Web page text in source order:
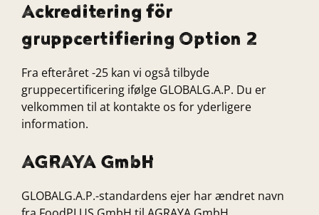
Ackreditering för
gruppcertifiering Option 2
Fra efteråret -25 kan vi også tilbyde
gruppecertificering ifølge GLOBALG.A.P. Du er
velkommen til at kontakte os for yderligere
information.
AGRAYA GmbH
GLOBALG.A.P.-standardens ejer har ændret navn